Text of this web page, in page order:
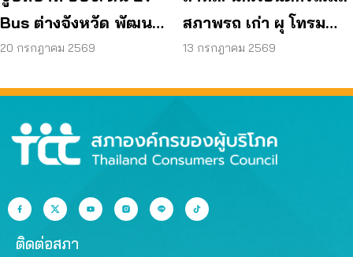
Bus ต่างจังหวัด พัฒนา
ขนส่งสาธารณะไร้รอย
20 กรกฎาคม 2569
สภาพรถ เก่า ผุ โทรม
ถามหามาตรฐานรถ
13 กรกฎาคม 2569
ติดต่อสภา